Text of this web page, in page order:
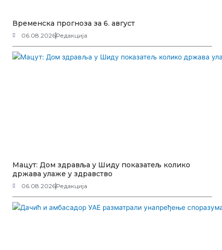
Временска прогноза за 6. август
06.08.2026Редакција
Мацут: Дом здравља у Шиду показатељ колико
држава улаже у здравство
06.08.2026Редакција